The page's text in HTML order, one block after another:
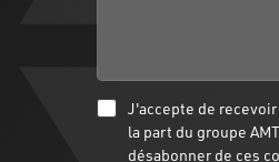
J'accepte de
la part du groupe
désabonner de ces